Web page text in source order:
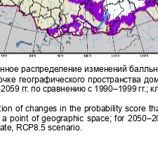
распределение изменений
географического пространства
2059 гг.по сравнению с 1990–1999 гг.;
of changes in the probability score
a point of geographic space; for
RCP8.5 scenario.